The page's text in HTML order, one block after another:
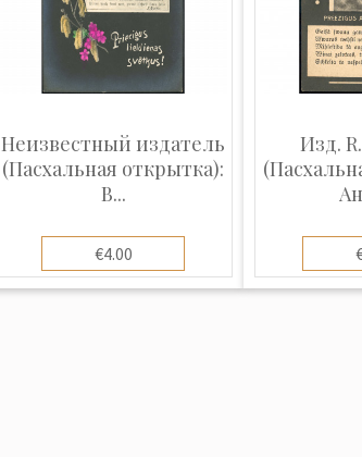
Неизвестный издатель
(Пасхальная открытка):
В...
€4.00
Изд.